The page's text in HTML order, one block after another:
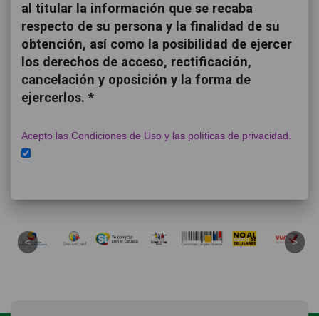
al titular la información que se recaba
respecto de su persona y la finalidad de su
obtención, así como la posibilidad de ejercer
los derechos de acceso, rectificación,
cancelación y oposición y la forma de
ejercerlos. *
Acepto las Condiciones de Uso y las políticas de privacidad.